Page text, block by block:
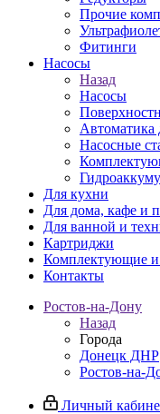
Прочие
Фитинги
Насосы
Назад
Насосы
Автоматика
Насосные
Для кухни
Для дома, кафе и
Для ванной и
Картриджи
Комплектующие и
Контакты
Ростов-на-Дону
Назад
Города
Донецк ДНР
Ростов-на-
Личный